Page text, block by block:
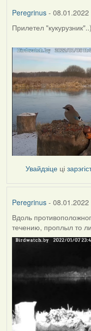
Peregrinus- 08.01.2022
Прилетел
Увайдзіце ці
Peregrinus- 08.01.2022
Вдоль
течению, проплыл то